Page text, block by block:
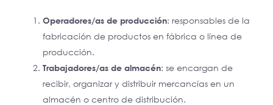
Operadores/as de producción: responsables de la
fabricación de productos en fábrica o línea de
producción.
Trabajadores/as de almacén: se encargan de
recibir, organizar y distribuir mercancías en un
almacén o centro de distribución.